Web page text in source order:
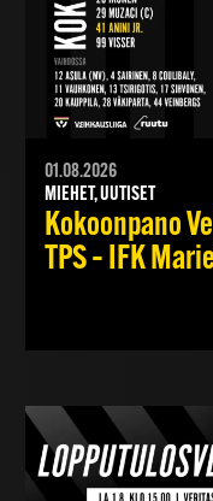
01.08.2026
MIEHET, UUTISET
Kokoonpano
TPS – IFK